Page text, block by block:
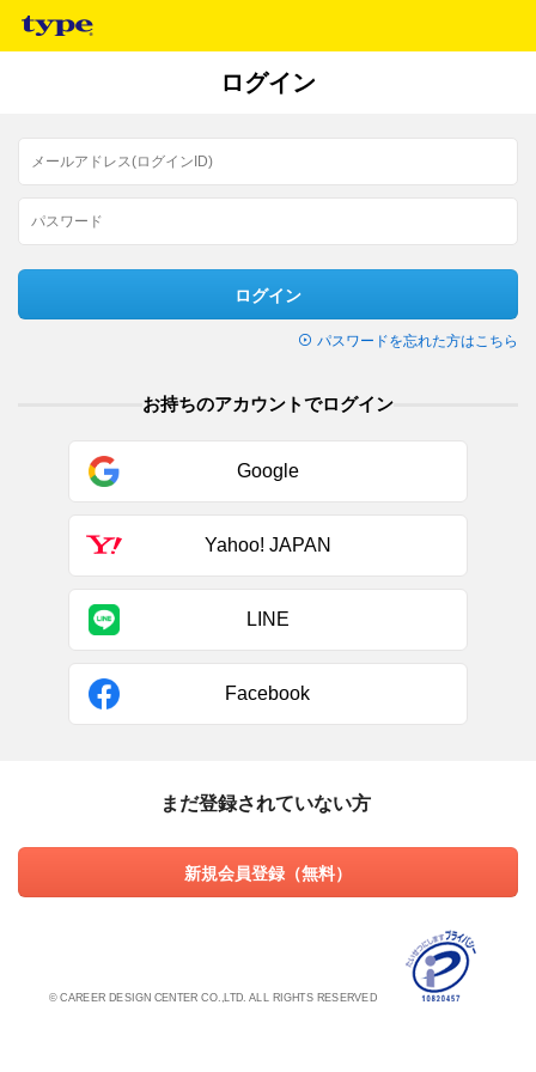
ログイン
ログイン
パスワードを忘れた方はこちら
お持ちのアカウントでログイン
Google
Yahoo! JAPAN
LINE
Facebook
まだ登録されていない方
新規会員登録（無料）
© CAREER DESIGN CENTER CO.,LTD. ALL RIGHTS RESERVED